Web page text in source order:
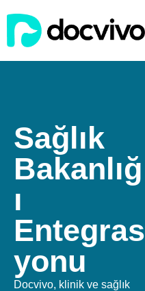
Sağlık
Bakanlığ
ı
Entegras
yonu
Docvivo, klinik ve sağlık